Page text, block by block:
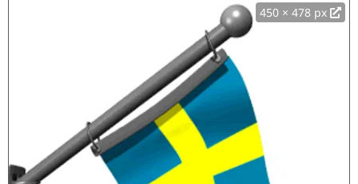
450 × 478 px